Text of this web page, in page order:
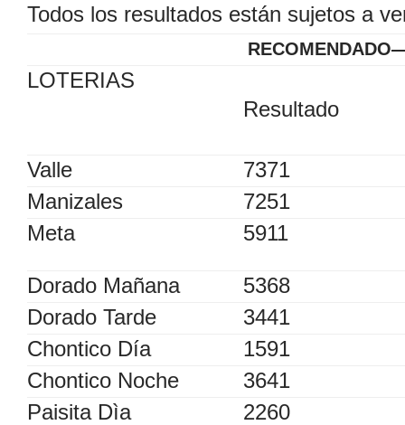
Todos los resultados están sujetos a
LOTERIAS
Resultado
Valle
7371
Manizales
7251
Meta
5911
Dorado Mañana
5368
Dorado Tarde
3441
Chontico Día
1591
Chontico Noche
3641
Paisita Dìa
2260